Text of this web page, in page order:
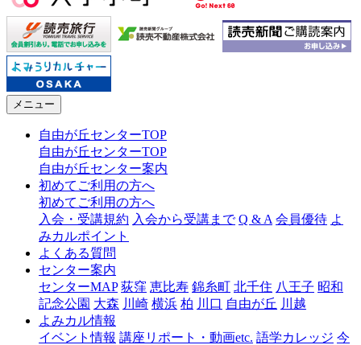
メニュー
自由が丘センターTOP
自由が丘センターTOP
自由が丘センター案内
初めてご利用の方へ
初めてご利用の方へ
入会・受講規約 入会から受講まで Q & A 会員優待 よ
みカルポイント
よくある質問
センター案内
センターMAP 荻窪 恵比寿 錦糸町 北千住 八王子 昭和
記念公園 大森 川崎 横浜 柏 川口 自由が丘 川越
よみカル情報
イベント情報 講座リポート・動画etc. 語学カレッジ 今